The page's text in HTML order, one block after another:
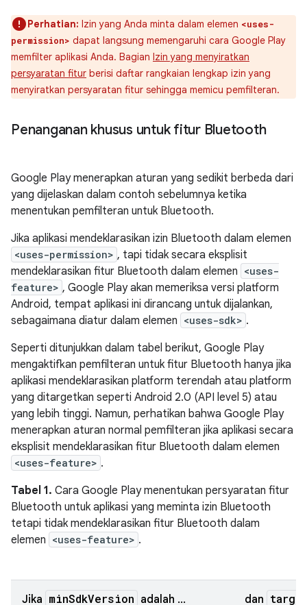
Perhatian: Izin yang Anda minta dalam elemen <uses-
permission> dapat langsung memengaruhi cara Google Play
memfilter aplikasi Anda. Bagian Izin yang menyiratkan
persyaratan fitur berisi daftar rangkaian lengkap izin yang
menyiratkan persyaratan fitur sehingga memicu pemfilteran.
Penanganan khusus untuk fitur Bluetooth
Google Play menerapkan aturan yang sedikit berbeda dari
yang dijelaskan dalam contoh sebelumnya ketika
menentukan pemfilteran untuk Bluetooth.
Jika aplikasi mendeklarasikan izin Bluetooth dalam elemen
<uses-permission> , tapi tidak secara eksplisit
mendeklarasikan fitur Bluetooth dalam elemen <uses-
feature> , Google Play akan memeriksa versi platform
Android, tempat aplikasi ini dirancang untuk dijalankan,
sebagaimana diatur dalam elemen <uses-sdk> .
Seperti ditunjukkan dalam tabel berikut, Google Play
mengaktifkan pemfilteran untuk fitur Bluetooth hanya jika
aplikasi mendeklarasikan platform terendah atau platform
yang ditargetkan seperti Android 2.0 (API level 5) atau
yang lebih tinggi. Namun, perhatikan bahwa Google Play
menerapkan aturan normal pemfilteran jika aplikasi secara
eksplisit mendeklarasikan fitur Bluetooth dalam elemen
<uses-feature> .
Tabel 1. Cara Google Play menentukan persyaratan fitur
Bluetooth untuk aplikasi yang meminta izin Bluetooth
tetapi tidak mendeklarasikan fitur Bluetooth dalam
elemen <uses-feature> .
Jika minSdkVersion adalah ... dan